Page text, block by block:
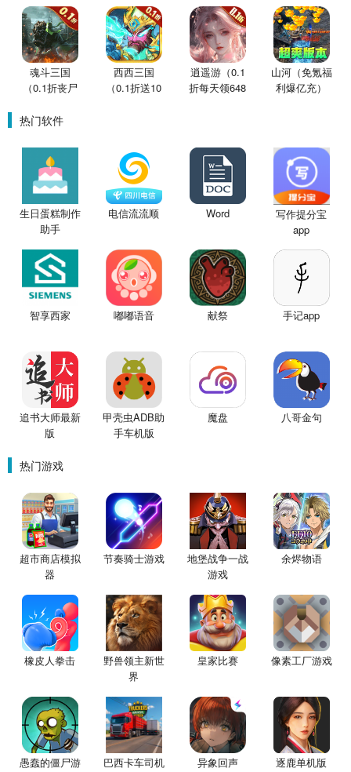
魂斗三国
（0.1折丧尸
西西三国
（0.1折送10
逍遥游（0.1
折每天领648
山河（免氪福
利爆亿充）
热门软件
生日蛋糕制作
助手
电信流流顺 Word
写作提分宝
app
智享西家 嘟嘟语音 献祭 手记app
追书大师最新
版
甲壳虫ADB助
手车机版
魔盘 八哥金句
热门游戏
超市商店模拟
器
节奏骑士游戏
地堡战争一战
游戏
余烬物语
橡皮人拳击
野兽领主新世
界
皇家比赛 像素工厂游戏
愚蠢的僵尸游
巴西卡车司机
异象回声 逐鹿单机版